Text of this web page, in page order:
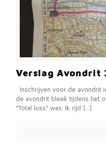
Verslag Avondrit
Inschrijven voor de avondrit
de avondrit bleek tijdens het
“Total loss” was. Ik rijd […]